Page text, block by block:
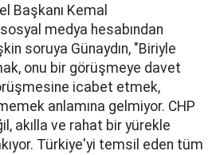
Başkanı Kemal
medya hesabından
soruya Günaydın, "Biriyle
onu bir görüşmeye davet
icabet etmek,
anlamına gelmiyor. CHP
akılla ve rahat bir yürekle
Türkiye'yi temsil eden tüm